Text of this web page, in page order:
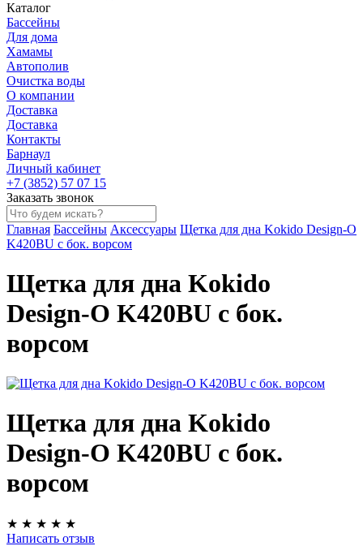
Каталог
Бассейны
Для дома
Хамамы
Автополив
Очистка воды
О компании
Доставка
Доставка
Контакты
Барнаул
Личный кабинет
+7 (3852) 57 07 15
Заказать звонок
Главная Бассейны Аксессуары Щетка для дна Kokido Design-O
K420BU с бок. ворсом
Щетка для дна Kokido
Design-O K420BU с бок.
ворсом
Щетка для дна Kokido
Design-O K420BU с бок.
ворсом
★ ★ ★ ★ ★
Написать отзыв